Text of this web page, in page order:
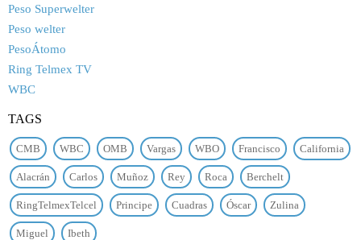
Peso Superwelter
Peso welter
PesoÁtomo
Ring Telmex TV
WBC
TAGS
CMB WBC OMB Vargas WBO Francisco California
Alacrán Carlos Muñoz Rey Roca Berchelt
RingTelmexTelcel Principe Cuadras Óscar Zulina
Miguel Ibeth